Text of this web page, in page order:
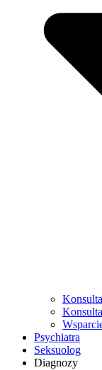
Psychiatra
Seksuolog
Diagnozy